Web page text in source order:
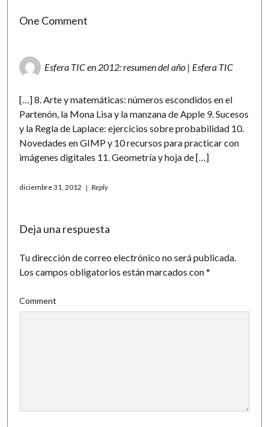
One Comment
Esfera TIC en 2012: resumen del año | Esfera TIC
[…] 8. Arte y matemáticas: números escondidos en el
Partenón, la Mona Lisa y la manzana de Apple 9. Sucesos
y la Regla de Laplace: ejercicios sobre probabilidad 10.
Novedades en GIMP y 10 recursos para practicar con
imágenes digitales 11. Geometría y hoja de […]
diciembre 31, 2012 Reply
Deja una respuesta
Tu dirección de correo electrónico no será publicada.
Los campos obligatorios están marcados con*
Comment